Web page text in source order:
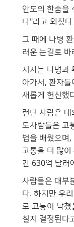
안도의 한숨을
다"라고 외쳤다
그 때에 나병
러운 눈길로
저자는 나병과
아가서, 환자
새롭게 헌신했
런던 사람은
도사람들은 고
법을 배웠으며
고통을 더 많이
간 630억 달러
사람들은 대부
다. 하지만 우
로 고통이 닥쳤
칠지 결정된다